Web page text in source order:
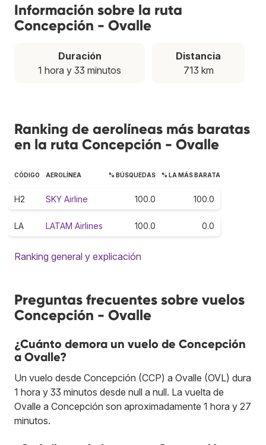
Información sobre la ruta
Concepción - Ovalle
Duración
1 hora y 33 minutos
Distancia
713 km
Ranking de aerolíneas más baratas
en la ruta Concepción - Ovalle
CÓDIGO AEROLÍNEA % BÚSQUEDAS % LA MÁS BARATA
H2 SKY Airline 100.0 100.0
LA LATAM Airlines 100.0 0.0
Ranking general y explicación
Preguntas frecuentes sobre vuelos
Concepción - Ovalle
¿Cuánto demora un vuelo de Concepción
a Ovalle?
Un vuelo desde Concepción (CCP) a Ovalle (OVL) dura
1 hora y 33 minutos desde null a null. La vuelta de
Ovalle a Concepción son aproximadamente 1 hora y 27
minutos.